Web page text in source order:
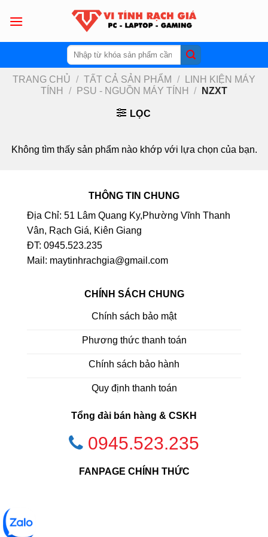
Tìm
kiếm:
TRANG CHỦ / TẤT CẢ SẢN PHẨM /
LINH KIỆN MÁY
TÍNH
/ PSU - NGUỒN MÁY TÍNH / NZXT
LỌC
Không tìm thấy sản phẩm nào khớp với lựa chọn của bạn.
THÔNG TIN CHUNG
Địa Chỉ: 51 Lâm Quang Ky,Phường Vĩnh Thanh
Vân, Rạch Giá, Kiên Giang
ĐT: 0945.523.235
Mail: maytinhrachgia@gmail.com
CHÍNH SÁCH CHUNG
Chính sách bảo mật
Phương thức thanh toán
Chính sách bảo hành
Quy định thanh toán
Tổng đài bán hàng & CSKH
0945.523.235
FANPAGE CHÍNH THỨC